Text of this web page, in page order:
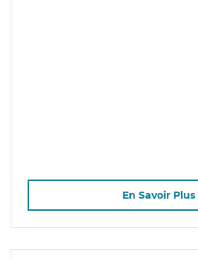
En Savoir Plus